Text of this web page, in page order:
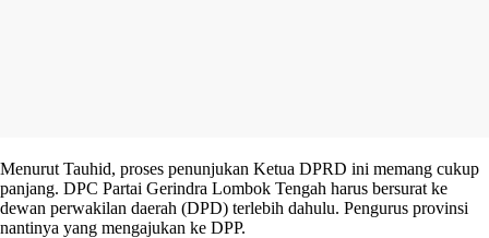
Menurut Tauhid, proses penunjukan Ketua DPRD ini memang cukup
panjang. DPC Partai Gerindra Lombok Tengah harus bersurat ke
dewan perwakilan daerah (DPD) terlebih dahulu. Pengurus provinsi
nantinya yang mengajukan ke DPP.